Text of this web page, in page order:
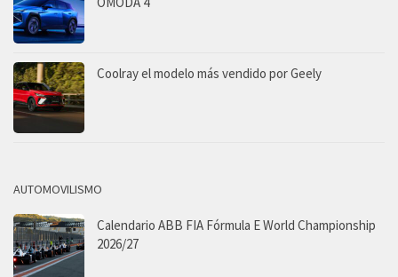
Coolray el modelo más vendido por Geely
AUTOMOVILISMO
Calendario ABB FIA Fórmula E World Championship
2026/27